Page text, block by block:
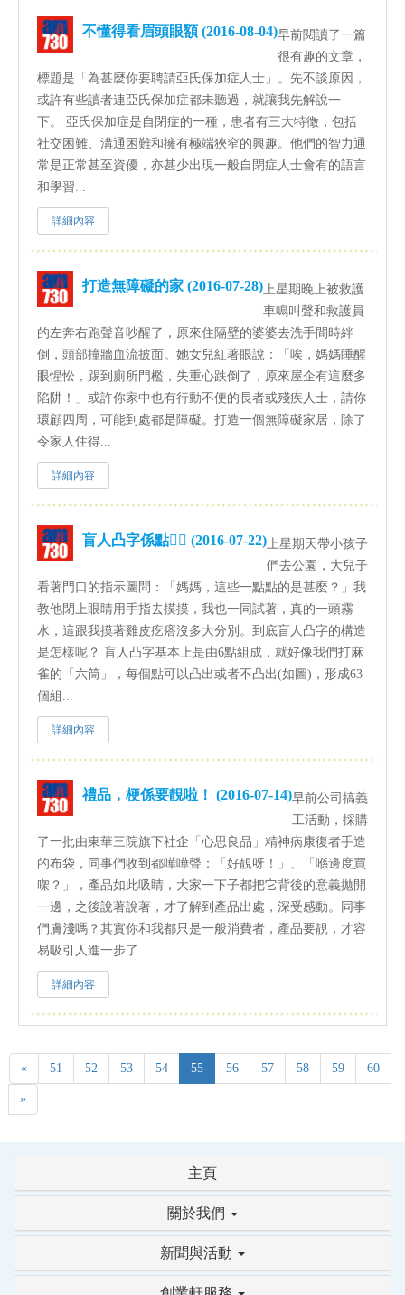
不懂得看眉頭眼額 (2016-08-04)早前閱讀了一篇
很有趣的文章，
標題是「為甚麼你要聘請亞氏保加症人士」。先不談原因，
或許有些讀者連亞氏保加症都未聽過，就讓我先解說一
下。 亞氏保加症是自閉症的一種，患者有三大特徵，包括
社交困難、溝通困難和擁有極端狹窄的興趣。他們的智力通
常是正常甚至資優，亦甚少出現一般自閉症人士會有的語言
和學習...
詳細內容
打造無障礙的家 (2016-07-28) 上星期晚上被救護
車鳴叫聲和救護員
的左奔右跑聲音吵醒了，原來住隔壁的婆婆去洗手間時絆
倒，頭部撞牆血流披面。她女兒紅著眼說：「唉，媽媽睡醒
眼惺忪，踢到廁所門檻，失重心跌倒了，原來屋企有這麼多
陷阱！」或許你家中也有行動不便的長者或殘疾人士，請你
環顧四周，可能到處都是障礙。打造一個無障礙家居，除了
令家人住得...
詳細內容
盲人凸字係點？ (2016-07-22) 上星期天帶小孩子
們去公園，大兒子
看著門口的指示圖問：「媽媽，這些一點點的是甚麼？」我
教他閉上眼睛用手指去摸摸，我也一同試著，真的一頭霧
水，這跟我摸著雞皮疙瘩沒多大分別。到底盲人凸字的構造
是怎樣呢？ 盲人凸字基本上是由6點組成，就好像我們打麻
雀的「六筒」，每個點可以凸出或者不凸出(如圖)，形成63
個組...
詳細內容
禮品，梗係要靚啦！ (2016-07-14)早前公司搞義
工活動，採購
了一批由東華三院旗下社企「心思良品」精神病康復者手造
的布袋，同事們收到都嘩嘩聲：「好靚呀！」、「喺邊度買
㗎？」，產品如此吸睛，大家一下子都把它背後的意義拋開
一邊，之後說著說著，才了解到產品出處，深受感動。同事
們膚淺嗎？其實你和我都只是一般消費者，產品要靚，才容
易吸引人進一步了...
詳細內容
« 51 52 53 54 55 56 57 58 59 60
»
主頁
關於我們
新聞與活動